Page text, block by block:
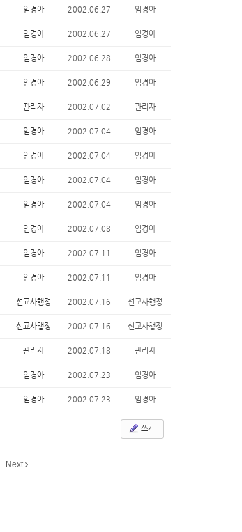
임경아 2002.06.27 임경아
임경아 2002.06.27 임경아
임경아 2002.06.28 임경아
임경아 2002.06.29 임경아
관리자 2002.07.02 관리자
임경아 2002.07.04 임경아
임경아 2002.07.04 임경아
임경아 2002.07.04 임경아
임경아 2002.07.04 임경아
임경아 2002.07.08 임경아
임경아 2002.07.11 임경아
임경아 2002.07.11 임경아
선교사행정 2002.07.16 선교사행정
선교사행정 2002.07.16 선교사행정
관리자 2002.07.18 관리자
임경아 2002.07.23 임경아
임경아 2002.07.23 임경아
쓰기
Next